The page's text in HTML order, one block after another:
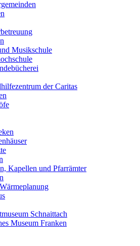
Musikschule
der Caritas
Kapellen und Pfarrämter
Schnaittach
Museum Franken